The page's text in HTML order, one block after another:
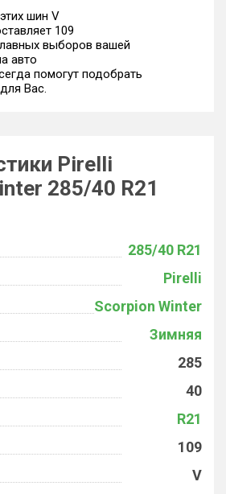
шин V
109
выборов вашей
авто
помогут подобрать
Вас.
Pirelli
285/40 R21
285/40 R21
Pirelli
Scorpion Winter
Зимняя
285
40
R21
109
V